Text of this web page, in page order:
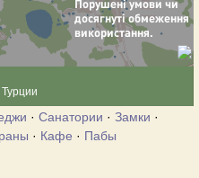
· Санатории · Замки ·
· Кафе · Пабы